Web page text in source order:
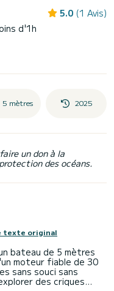
5.0 (1 Avis)
d'1h
5 mètres 2025
un don à la
des océans.
texte original
bateau de 5 mètres
moteur fiable de 30
sans souci sans
des criques